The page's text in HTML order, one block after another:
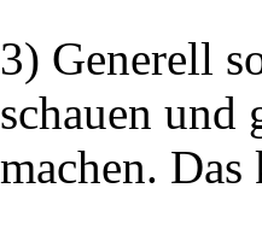
3) Generell
schauen und
machen. Das